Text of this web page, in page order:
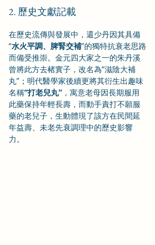
2. 歷史文獻記載
在歷史流傳與發展中，還少丹因其具備
“水火平調、脾腎交補”的獨特抗衰老思路
而備受推崇。金元四大家之一的朱丹溪
曾將此方去楮實子，改名為“滋陰大補
丸”；明代醫學家後續更將其衍生出趣味
名稱“打老兒丸” ，寓意老母因長期服用
此藥保持年輕長壽，而動手責打不願服
藥的老兒子，生動體現了該方在民間延
年益壽、未老先衰調理中的歷史影響
力。